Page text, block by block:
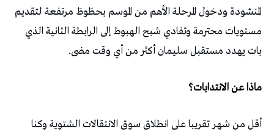
المنشودة ودخول المرحلة الأهم من الموسم بحظوظ مرتفعة لتقديم
مستويات محترمة وتفادي شبح الهبوط إلى الرابطة الثانية الذي
بات يهدد مستقبل سليمان أكثر من أي وقت مضى.
ماذا عن الانتدابات؟
أقل من شهر تقريبا على انطلاق سوق الانتقالات الشتوية وكنا